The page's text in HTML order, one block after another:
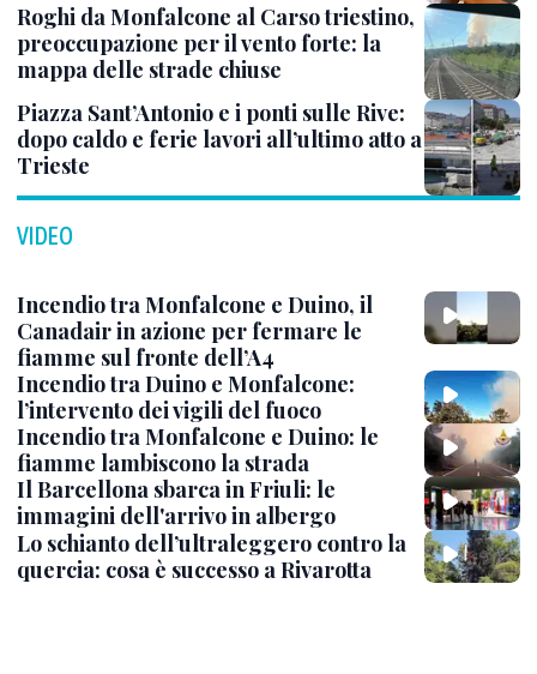
Roghi da Monfalcone al Carso triestino,
preoccupazione per il vento forte: la
mappa delle strade chiuse
Piazza Sant’Antonio e i ponti sulle Rive:
dopo caldo e ferie lavori all’ultimo atto a
Trieste
VIDEO
Incendio tra Monfalcone e Duino, il
Canadair in azione per fermare le
fiamme sul fronte dell’A4
Incendio tra Duino e Monfalcone:
l’intervento dei vigili del fuoco
Incendio tra Monfalcone e Duino: le
fiamme lambiscono la strada
Il Barcellona sbarca in Friuli: le
immagini dell'arrivo in albergo
Lo schianto dell’ultraleggero contro la
quercia: cosa è successo a Rivarotta